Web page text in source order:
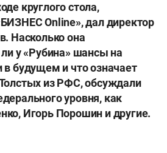
круглого стола,
Online», дал директор
Насколько она
у «Рубина» шансы на
в будущем и что означает
из РФС, обсуждали
уровня, как
Игорь Порошин и другие.